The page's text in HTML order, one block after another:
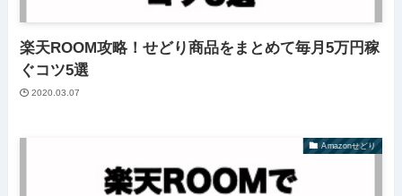
楽天ROOM攻略！せどり商品をまとめて毎月5万円稼
ぐコツ5選
2020.03.07
Amazonせどり